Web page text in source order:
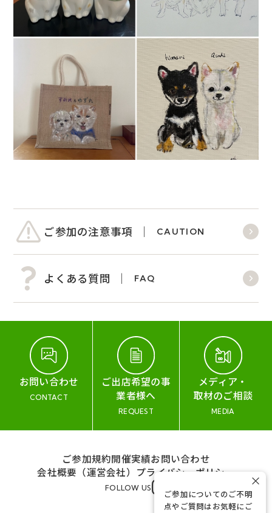
ご参加の注意事項 CAUTION
よくある質問 FAQ
お問い合わせ
CONTACT
ご出店希望の事
業者様へ
REQUEST
メディア・
取材のご相談
MEDIA
ご参加規約開催実績お問い合わせ
会社概要（運営会社） プライバシーポリシー
FOLLOW US
ご参加についてのご不明
点やご質問はお気軽にご
×